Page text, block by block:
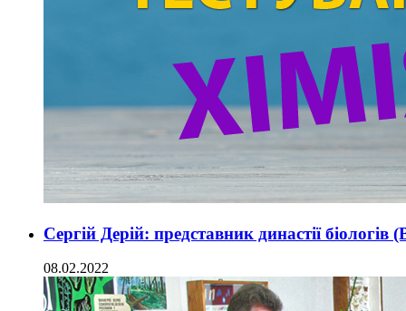
Сергій Дерій: представник династії біологів
08.02.2022